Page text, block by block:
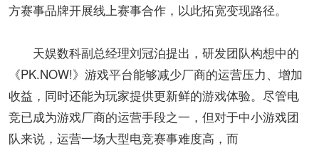
方赛事品牌开展线上赛事合作，以此拓宽变现路径。
天娱数科副总经理刘冠泊提出，研发团队构想中的
《PK.NOW!》游戏平台能够减少厂商的运营压力、增加
收益，同时还能为玩家提供更新鲜的游戏体验。尽管电
竞已成为游戏厂商的运营手段之一，但对于中小游戏团
队来说，运营一场大型电竞赛事难度高，而